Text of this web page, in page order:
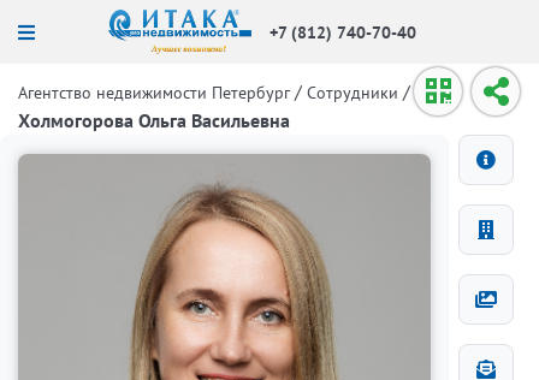
+7 (812) 740-70-40
Агентство недвижимости Петербург / Сотрудники /
Холмогорова Ольга Васильевна